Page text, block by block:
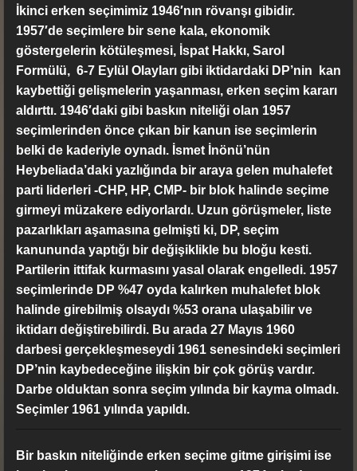
İkinci erken seçimimiz 1946′nın rövanşı gibidir.
1957′de seçimlere bir sene kala, ekonomik
göstergelerin kötüleşmesi, İspat Hakkı, Sarol
Formülü, 6-7 Eylül Olayları gibi iktidardaki DP’nin kan
kaybettiği gelişmelerin yaşanması, erken seçim kararı
aldırttı. 1946′daki gibi baskın niteliği olan 1957
seçimlerinden önce çıkan bir kanun ise seçimlerin
belki de kaderiyle oynadı. İsmet İnönü’nün
Heybeliada’daki yazlığında bir araya gelen muhalefet
parti liderleri -CHP, HP, CMP- bir blok halinde seçime
girmeyi müzakere ediyorlardı. Uzun görüşmeler, liste
pazarlıkları aşamasına gelmişti ki, DP, seçim
kanununda yaptığı bir değişiklikle bu bloğu kesti.
Partilerin ittifak kurmasını yasal olarak engelledi. 1957
seçimlerinde DP %47 oyda kalırken muhalefet blok
halinde girebilmiş olsaydı %53 orana ulaşabilir ve
iktidarı değiştirebilirdi. Bu arada 27 Mayıs 1960
darbesi gerçekleşmeseydi 1961 senesindeki seçimleri
DP’nin kaybedeceğine ilişkin bir çok görüş vardır.
Darbe olduktan sonra seçim yılında bir kayma olmadı.
Seçimler 1961 yılında yapıldı.
Bir baskın niteliğinde erken seçime gitme girişimi ise